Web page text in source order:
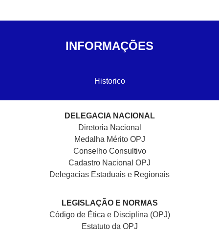
INFORMAÇÕES
Historico
DELEGACIA NACIONAL
Diretoria Nacional
Medalha Mérito OPJ
Conselho Consultivo
Cadastro Nacional OPJ
Delegacias Estaduais e Regionais
LEGISLAÇÃO E NORMAS
Código de Ética e Disciplina (OPJ)
Estatuto da OPJ